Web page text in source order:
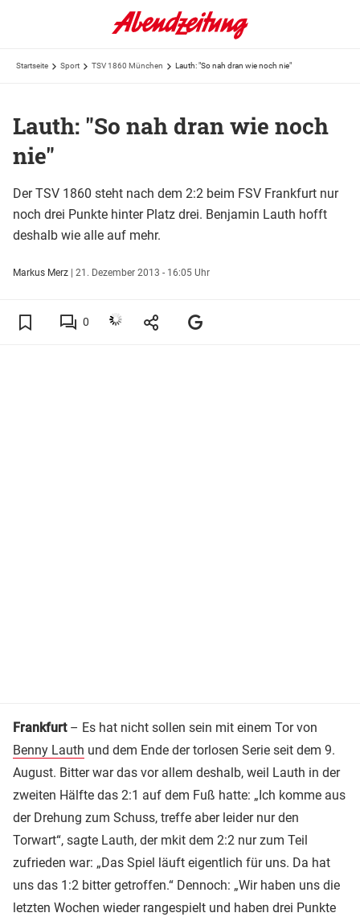
Startseite Sport TSV 1860 München Lauth: "So nah dran wie noch nie"
Lauth: "So nah dran wie noch
nie"
Der TSV 1860 steht nach dem 2:2 beim FSV Frankfurt nur
noch drei Punkte hinter Platz drei. Benjamin Lauth hofft
deshalb wie alle auf mehr.
Markus Merz | 21. Dezember 2013 - 16:05 Uhr
0
Frankfurt – Es hat nicht sollen sein mit einem Tor von
Benny Lauth und dem Ende der torlosen Serie seit dem 9.
August. Bitter war das vor allem deshalb, weil Lauth in der
zweiten Hälfte das 2:1 auf dem Fuß hatte: „Ich komme aus
der Drehung zum Schuss, treffe aber leider nur den
Torwart“, sagte Lauth, der mkit dem 2:2 nur zum Teil
zufrieden war: „Das Spiel läuft eigentlich für uns. Da hat
uns das 1:2 bitter getroffen.“ Dennoch: „Wir haben uns die
letzten Wochen wieder rangespielt und haben drei Punkte